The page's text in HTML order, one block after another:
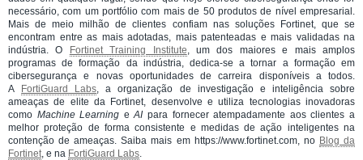
necessário, com um portfólio com mais de 50 produtos de nível empresarial.
Mais de meio milhão de clientes confiam nas soluções Fortinet, que se
encontram entre as mais adotadas, mais patenteadas e mais validadas na
indústria. O Fortinet Training Institute , um dos maiores e mais amplos
programas de formação da indústria, dedica-se a tornar a formação em
cibersegurança e novas oportunidades de carreira disponíveis a todos.
A FortiGuard Labs , a organização de investigação e inteligência sobre
ameaças de elite da Fortinet, desenvolve e utiliza tecnologias inovadoras
como Machine Learning eAIpara fornecer atempadamente aos clientes a
melhor proteção de forma consistente e medidas de ação inteligentes na
contenção de ameaças. Saiba mais em https://www.fortinet.com, no Blog da
Fortinet , e na FortiGuard Labs